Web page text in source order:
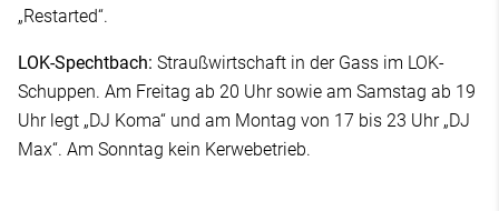
„Restarted“.
LOK-Spechtbach: Straußwirtschaft in der Gass im LOK-
Schuppen. Am Freitag ab 20 Uhr sowie am Samstag ab 19
Uhr legt „DJ Koma“ und am Montag von 17 bis 23 Uhr „DJ
Max“. Am Sonntag kein Kerwebetrieb.